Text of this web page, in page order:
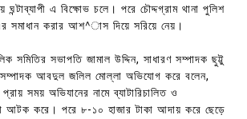
এ বিক্ষোভ চলে। পরে চৌদ্দগ্রাম থানা পুলিশ
সমাধান করার আশ^াস দিয়ে সরিয়ে নেয়।
সমিতির সভাপতি জামাল উদ্দিন, সাধারণ সম্পাদক ছুট্টু
সম্পাদক আবদুল জলিল মোল্লা অভিযোগ করে বলেন,
সময় অভিযানের নামে ব্যাটারিচালিত ও
আটক করে। পরে ৮-১০ হাজার টাকা আদায় করে ছেড়ে